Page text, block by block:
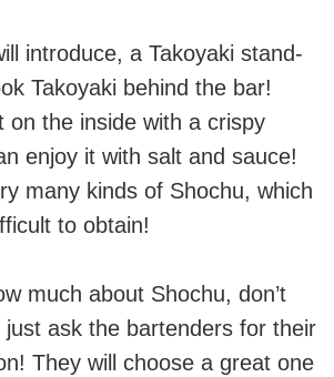
introduce, a Takoyaki stand-
Takoyaki behind the bar!
on the inside with a crispy
enjoy it with salt and sauce!
many kinds of Shochu, which
to obtain!
much about Shochu, don’t
just ask the bartenders for their
They will choose a great one